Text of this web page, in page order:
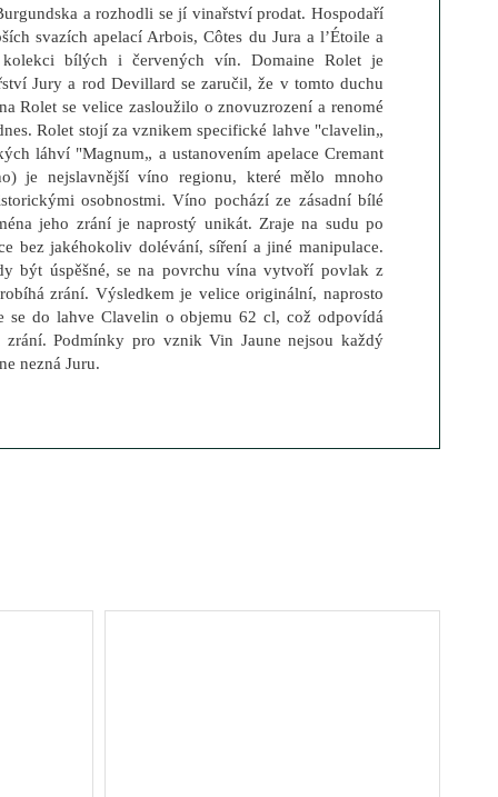
a rozhodli se jí vinařství prodat. Hospodaří
svazích apelací Arbois, Côtes du Jura a l’Étoile a
kolekci bílých i červených vín. Domaine Rolet je
Jury a rod Devillard se zaručil, že v tomto duchu
Rolet se velice zasloužilo o znovuzrození a renomé
Rolet stojí za vznikem specifické lahve "clavelin„
láhví "Magnum„ a ustanovením apelace Cremant
je nejslavnější víno regionu, které mělo mnoho
osobnostmi. Víno pochází ze zásadní bílé
jeho zrání je naprostý unikát. Zraje na sudu po
bez jakéhokoliv dolévání, síření a jiné manipulace.
být úspěšné, se na povrchu vína vytvoří povlak z
zrání. Výsledkem je velice originální, naprosto
se do lahve Clavelin o objemu 62 cl, což odpovídá
Podmínky pro vznik Vin Jaune nejsou každý
nezná Juru.